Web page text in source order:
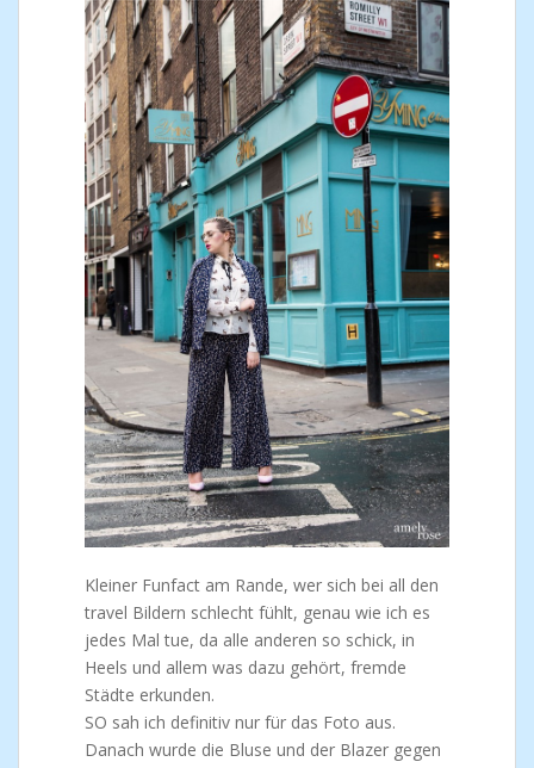
Kleiner Funfact am Rande, wer sich bei all den
travel Bildern schlecht fühlt, genau wie ich es
jedes Mal tue, da alle anderen so schick, in
Heels und allem was dazu gehört, fremde
Städte erkunden.
SO sah ich definitiv nur für das Foto aus.
Danach wurde die Bluse und der Blazer gegen